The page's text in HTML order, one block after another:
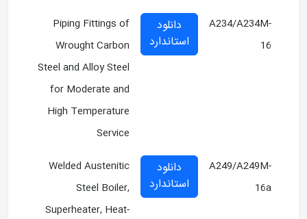
A234/A234M-
16
دانلود
استاندارد
Piping Fittings of
Wrought Carbon
Steel and Alloy Steel
for Moderate and
High Temperature
Service
A249/A249M-
16a
دانلود
استاندارد
Welded Austenitic
Steel Boiler,
Superheater, Heat-